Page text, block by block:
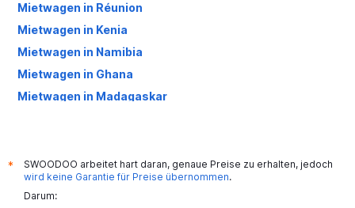
Mietwagen in Réunion
Mietwagen in Kenia
Mietwagen in Namibia
Mietwagen in Ghana
Mietwagen in Madagaskar
Mietwagen in Äthiopien
Mietwagen in Seychellen
*
SWOODOO arbeitet hart daran, genaue Preise zu erhalten, jedoch
wird keine Garantie für Preise übernommen.
Darum: